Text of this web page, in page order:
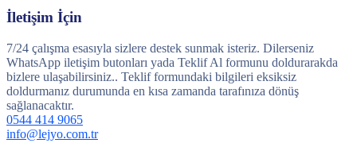
İletişim İçin
7/24 çalışma esasıyla sizlere destek sunmak isteriz. Dilerseniz
WhatsApp iletişim butonları yada Teklif Al formunu doldurarakda
bizlere ulaşabilirsiniz.. Teklif formundaki bilgileri eksiksiz
doldurmanız durumunda en kısa zamanda tarafınıza dönüş
sağlanacaktır.
0544 414 9065
info@lejyo.com.tr